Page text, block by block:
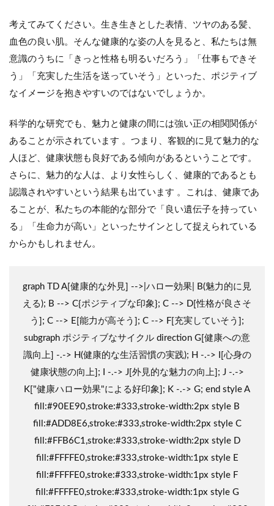
考えてみてください。生き生きとした表情、ツヤのある髪、
血色の良い肌。そんな健康的な姿の人を見ると、私たちは無
意識のうちに「きっと性格も明るいだろう」「仕事もできそ
う」「充実した生活を送っていそう」といった、ポジティブ
なイメージを抱きやすいのではないでしょうか。
科学的な研究でも、 魅力と健康の間には強い正の相関関係が
ある ことが示されています 。つまり、客観的に見て魅力的な
人ほど、健康状態も良好である傾向があるということです。
さらに、魅力的な人は、より女性らしく、健康的であるとも
認識されやすいという結果も出ています 。これは、健康であ
ることが、私たちの本能的な部分で「良い遺伝子を持ってい
る」「生命力が高い」といったサインとして捉えられている
からかもしれません。
graph TD A[健康的な外見] -->|ハロー効果| B(魅力的に見
える); B --> C{ポジティブな印象}; C --> D[性格が良さそ
う]; C --> E[能力が高そう]; C --> F[充実していそう];
subgraph ポジティブなサイクル direction G[健康への意
識向上] -.-> H(健康的な生活習慣の実践); H -.-> I[心身の
健康状態の向上]; I -.-> J[外見的な魅力の向上]; J -.->
K["健康ハロー効果"による好印象]; K -.-> G; end style A
fill:#90EE90,stroke:#333,stroke-width:2px style B
fill:#ADD8E6,stroke:#333,stroke-width:2px style C
fill:#FFB6C1,stroke:#333,stroke-width:2px style D
fill:#FFFFE0,stroke:#333,stroke-width:1px style E
fill:#FFFFE0,stroke:#333,stroke-width:1px style F
fill:#FFFFE0,stroke:#333,stroke-width:1px style G